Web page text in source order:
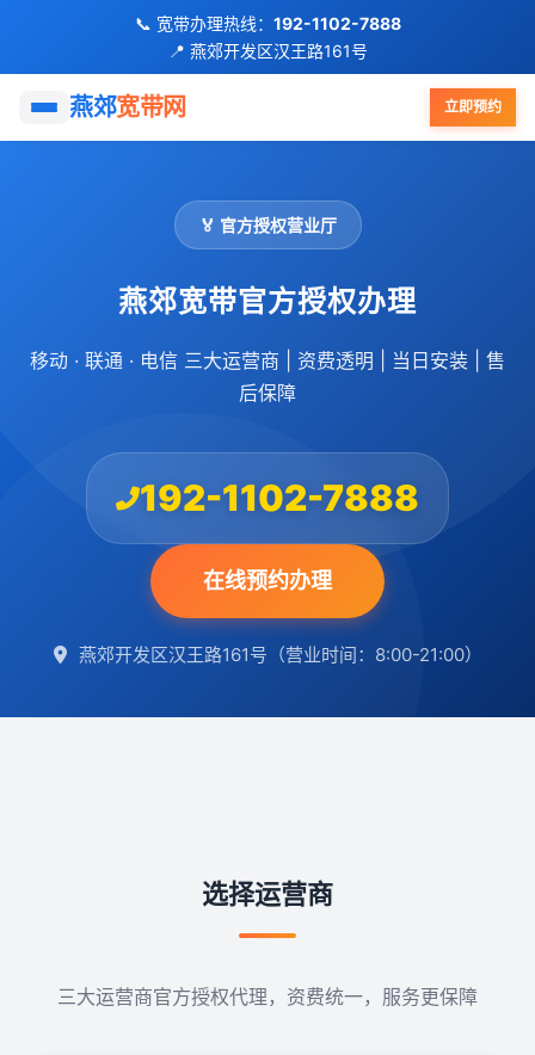
📞 宽带办理热线： 192-1102-7888
📍 燕郊开发区汉王路161号
燕郊宽带网 立即预约
首页
FTTR全屋光纤
小区覆盖
常见问题
关于我们
🏅 官方授权营业厅
燕郊宽带官方授权办理
移动 · 联通 · 电信 三大运营商 | 资费透明 | 当日安装 | 售
后保障
192-1102-7888
在线预约办理
燕郊开发区汉王路161号（营业时间：8:00-21:00）
选择运营商
三大运营商官方授权代理，资费统一，服务更保障